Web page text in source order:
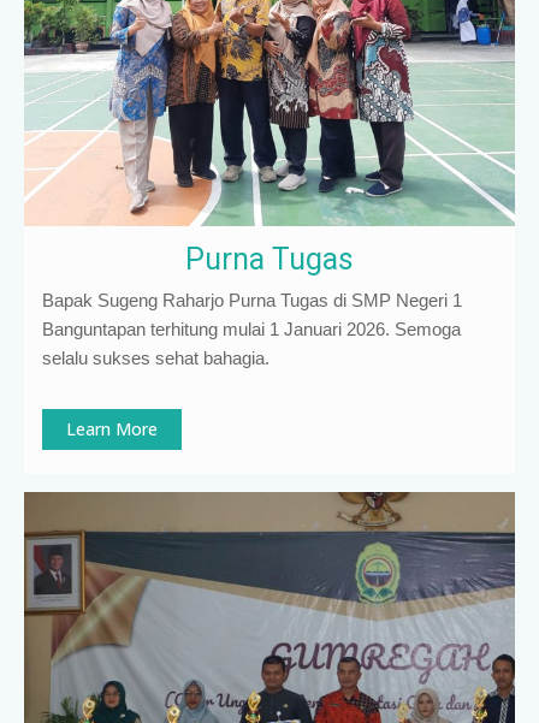
Purna Tugas
Bapak Sugeng Raharjo Purna Tugas di SMP Negeri 1
Banguntapan terhitung mulai 1 Januari 2026. Semoga
selalu sukses sehat bahagia.
Learn More